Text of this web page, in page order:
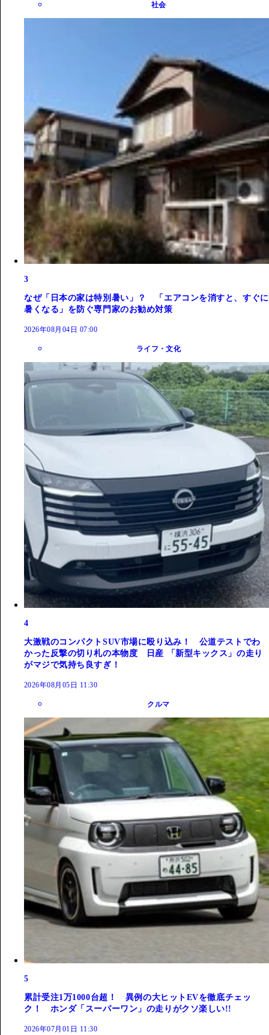
社会
3
なぜ「日本の家は特別暑い」？ 「エアコンを消すと、すぐに
暑くなる」を防ぐ専門家のお勧め対策
2026年08月04日 07:00
ライフ・文化
4
大激戦のコンパクトSUV市場に殴り込み！ 公道テストでわ
かった反撃の切り札の本物度 日産 「新型キックス」の走り
がマジで気持ち良すぎ！
2026年08月05日 11:30
クルマ
5
累計受注1万1000台超！ 異例の大ヒットEVを徹底チェッ
ク！ ホンダ「スーパーワン」の走りがクソ楽しい!!
2026年07月01日 11:30